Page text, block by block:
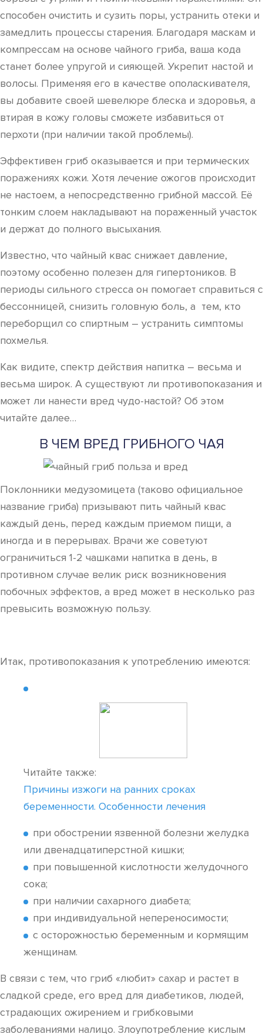
способен очистить и сузить поры, устранить отеки и
замедлить процессы старения. Благодаря маскам и
компрессам на основе чайного гриба, ваша кода
станет более упругой и сияющей. Укрепит настой и
волосы. Применяя его в качестве ополаскивателя,
вы добавите своей шевелюре блеска и здоровья, а
втирая в кожу головы сможете избавиться от
перхоти (при наличии такой проблемы).
Эффективен гриб оказывается и при термических
поражениях кожи. Хотя лечение ожогов происходит
не настоем, а непосредственно грибной массой. Её
тонким слоем накладывают на пораженный участок
и держат до полного высыхания.
Известно, что чайный квас снижает давление,
поэтому особенно полезен для гипертоников. В
периоды сильного стресса он помогает справиться с
бессонницей, снизить головную боль, а тем, кто
переборщил со спиртным – устранить симптомы
похмелья.
Как видите, спектр действия напитка – весьма и
весьма широк. А существуют ли противопоказания и
может ли нанести вред чудо-настой? Об этом
читайте далее…
В ЧЕМ ВРЕД ГРИБНОГО ЧАЯ
Поклонники медузомицета (таково официальное
название гриба) призывают пить чайный квас
каждый день, перед каждым приемом пищи, а
иногда и в перерывах. Врачи же советуют
ограничиться 1-2 чашками напитка в день, в
противном случае велик риск возникновения
побочных эффектов, а вред может в несколько раз
превысить возможную пользу.
Итак, противопоказания к употреблению имеются:
Читайте также:
Причины изжоги на ранних сроках
беременности. Особенности лечения
при обострении язвенной болезни желудка
или двенадцатиперстной кишки;
при повышенной кислотности желудочного
сока;
при наличии сахарного диабета;
при индивидуальной непереносимости;
с осторожностью беременным и кормящим
женщинам.
В связи с тем, что гриб «любит» сахар и растет в
сладкой среде, его вред для диабетиков, людей,
страдающих ожирением и грибковыми
заболеваниями налицо. Злоупотребление кислым